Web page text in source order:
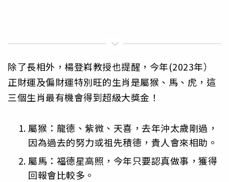
除了長相外，楊登嵙教授也提醒，今年(2023年）
正財運及偏財運特別旺的生肖是屬猴、馬、虎，這
三個生肖最有機會得到超級大獎金！
屬猴：龍德、紫微、天喜，去年沖太歲剛過，
因為過去的努力或祖先積德，貴人會來相助。
屬馬：福德星高照，今年只要認真做事，獲得
回報會比較多。